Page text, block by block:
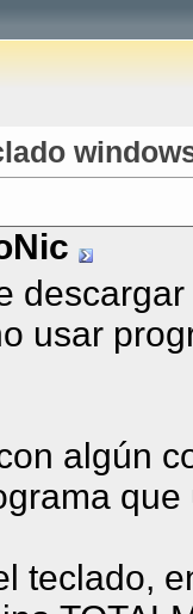
usar
algún
que
teclado,